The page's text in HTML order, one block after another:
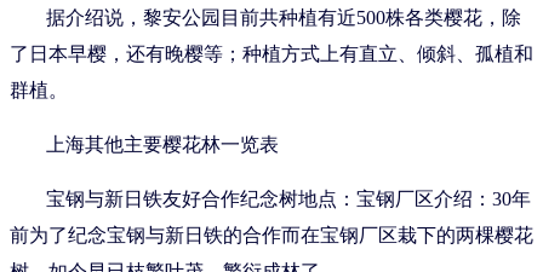
据介绍说，黎安公园目前共种植有近500株各类樱花，除
了日本早樱，还有晚樱等；种植方式上有直立、倾斜、孤植和
群植。
上海其他主要樱花林一览表
宝钢与新日铁友好合作纪念树地点：宝钢厂区介绍：30年
前为了纪念宝钢与新日铁的合作而在宝钢厂区栽下的两棵樱花